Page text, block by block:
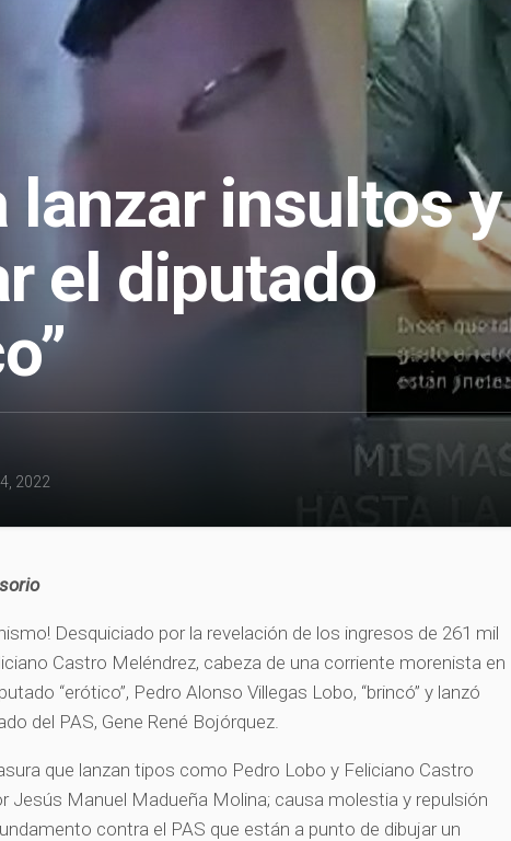
lanzar insultos y
el diputado
2022
Desquiciado por la revelación de los ingresos de 261 mil
Castro Meléndrez, cabeza de una corriente morenista en
“erótico”, Pedro Alonso Villegas Lobo, “brincó” y lanzó
del PAS, Gene René Bojórquez.
que lanzan tipos como Pedro Lobo y Feliciano Castro
Jesús Manuel Madueña Molina; causa molestia y repulsión
contra el PAS que están a punto de dibujar un